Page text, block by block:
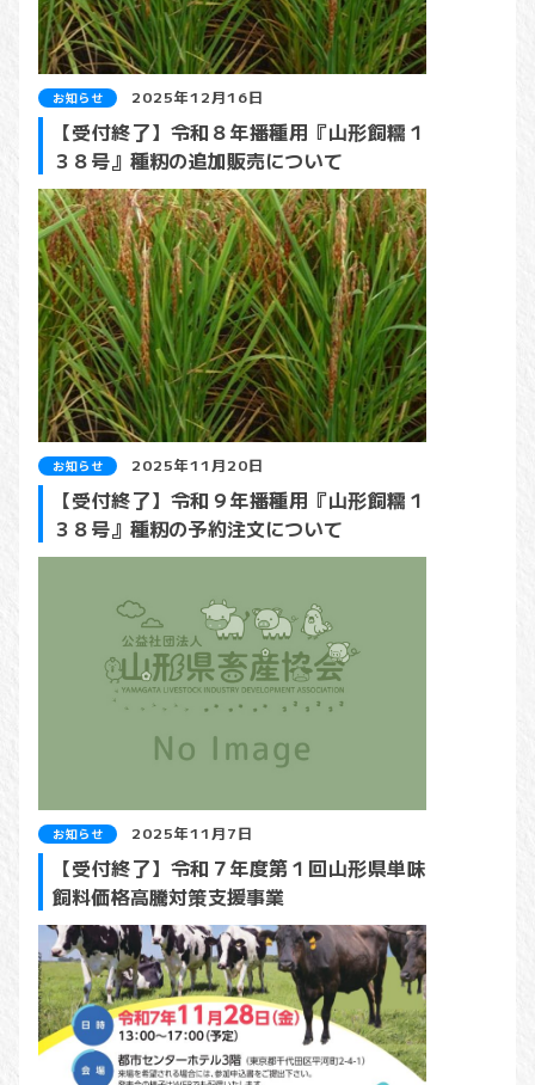
お知らせ 2025年12月16日
【受付終了】令和８年播種用『山形飼糯１
３８号』種籾の追加販売について
お知らせ 2025年11月20日
【受付終了】令和９年播種用『山形飼糯１
３８号』種籾の予約注文について
お知らせ 2025年11月7日
【受付終了】令和７年度第１回山形県単味
飼料価格高騰対策支援事業